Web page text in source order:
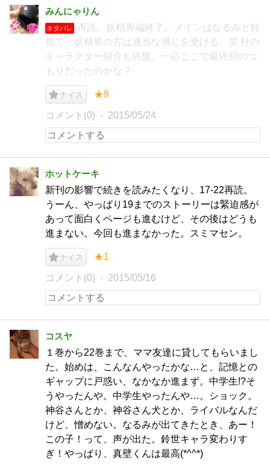
みんにゃりん
ネタバレ
再読。妖精界編終了。メインはなるみと鈴
世で、妖精界の方は適当な感じを受ける。笑 柱の
キャラクター紹介も終盤。一応ここで最終回のつ
もりだったのかな？
ナイス ★8
コメント(0) 2015/05/24
ホットケーキ
新刊の影響で続きを読みたくなり、17-22再読。
うーん、やっぱり19までのストーリーは緊迫感が
あって面白くページも進むけど、その後はどうも
進まない。今回も進まなかった。スミマセン。
ナイス ★1
コメント(0) 2015/05/16
コスヤ
１巻から22巻まで、ママ友達に貸してもらいまし
た。始めは、こんなんやったかな…と、記憶との
ギャップに戸惑い、なかなか進まず。中学生!?そ
うやったんや。中学生やったんや…。ショック。
神谷さんとか、神谷さん犬とか、ライバルなんだ
けど、憎めない。なるみが出てきたとき、あー！
この子！って、声が出た。鈴世キャラ変わりす
ぎ！やっぱり、真壁くんは最高(*^^*)